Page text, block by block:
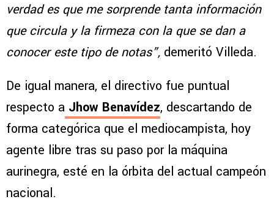
verdad es que me sorprende tanta información
que circula y la firmeza con la que se dan a
conocer este tipo de notas”, demeritó Villeda.
De igual manera, el directivo fue puntual
respecto a Jhow Benavídez, descartando de
forma categórica que el mediocampista, hoy
agente libre tras su paso por la máquina
aurinegra, esté en la órbita del actual campeón
nacional.